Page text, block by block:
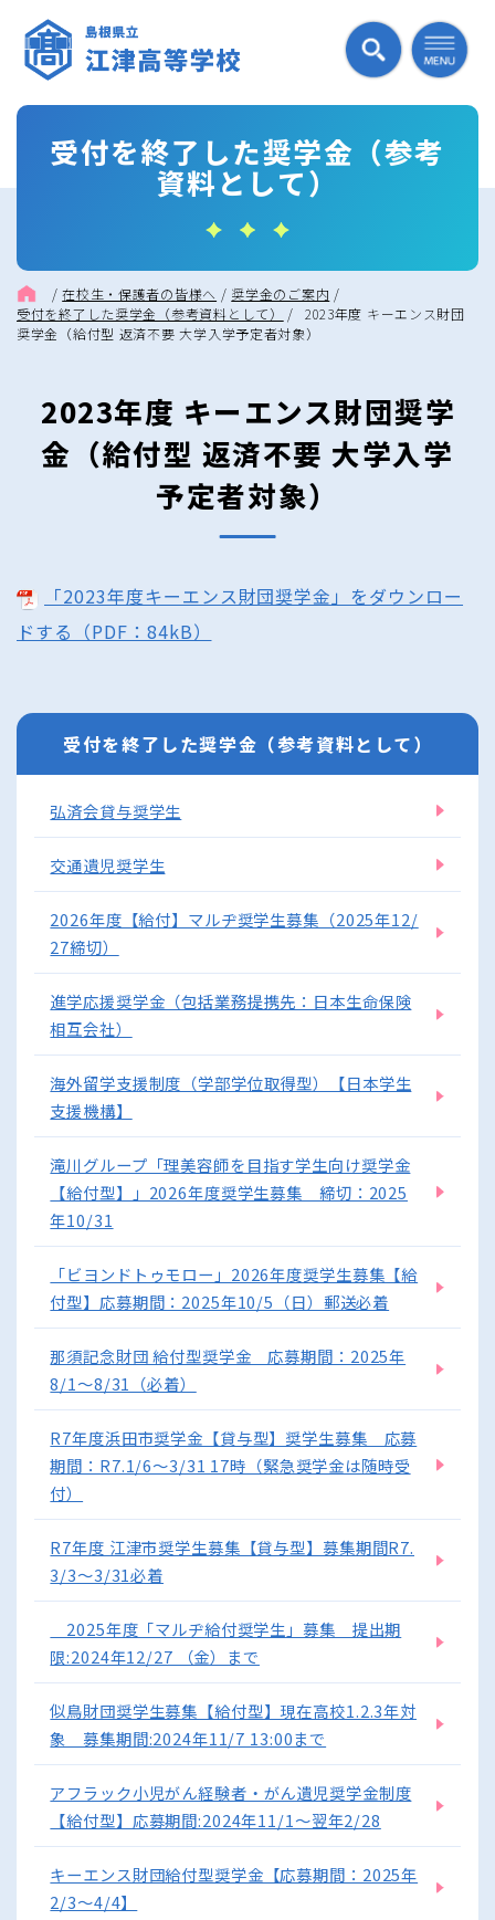
受付を終了した奨学金（参考
資料として）
/在校生・保護者の皆様へ / 奨学金のご案内 /
受付を終了した奨学金（参考資料として）
/
2023年度 キーエンス財団
奨学金（給付型 返済不要 大学入学予定者対象）
2023年度 キーエンス財団奨学
金（給付型 返済不要 大学入学
予定者対象）
「2023年度キーエンス財団奨学金」をダウンロー
ドする（PDF：84kB）
受付を終了した奨学金（参考資料として）
弘済会貸与奨学生
交通遺児奨学生
2026年度【給付】マルヂ奨学生募集（2025年12/
27締切）
進学応援奨学金（包括業務提携先：日本生命保険
相互会社）
海外留学支援制度（学部学位取得型）【日本学生
支援機構】
滝川グループ「理美容師を目指す学生向け奨学金
【給付型】」2026年度奨学生募集 締切：2025
年10/31
「ビヨンドトゥモロー」2026年度奨学生募集【給
付型】応募期間：2025年10/5（日）郵送必着
那須記念財団 給付型奨学金 応募期間：2025年
8/1～8/31（必着）
R7年度浜田市奨学金【貸与型】奨学生募集 応募
期間：R7.1/6～3/31 17時（緊急奨学金は随時受
付）
R7年度 江津市奨学生募集【貸与型】募集期間R7.
3/3～3/31必着
2025年度「マルヂ給付奨学生」募集 提出期
限:2024年12/27 （金）まで
似鳥財団奨学生募集【給付型】現在高校1.2.3年対
象 募集期間:2024年11/7 13:00まで
アフラック小児がん経験者・がん遺児奨学金制度
【給付型】応募期間:2024年11/1～翌年2/28
キーエンス財団給付型奨学金【応募期間：2025年
2/3～4/4】